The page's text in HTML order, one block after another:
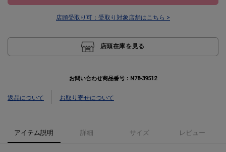
店頭受取り可： 受取り対象店舗はこちら >
店頭在庫を見る
お問い合わせ商品番号： N78-39512
返品について お取り寄せについて
アイテム説明 詳細 サイズ レビュー